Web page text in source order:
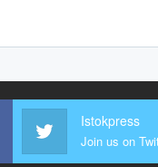
Istokpress
Join us on